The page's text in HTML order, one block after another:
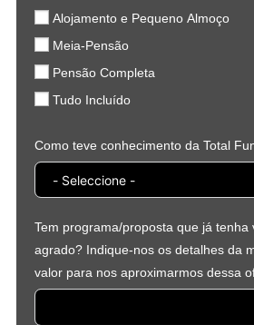
Alojamento e Pequeno Almoço
Meia-Pensão
Pensão Completa
Tudo Incluído
Como teve conhecimento da Total
Tem programa/proposta que já tenha
agrado? Indique-nos os detalhes da
valor para nos aproximarmos dessa